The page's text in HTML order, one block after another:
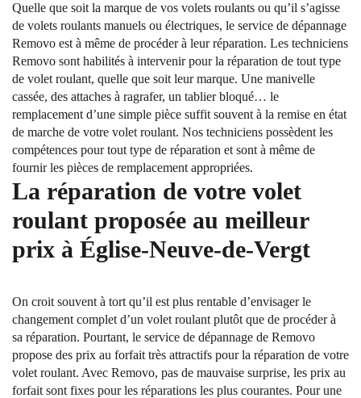
Quelle que soit la marque de vos volets roulants ou qu’il s’agisse
de volets roulants manuels ou électriques, le service de dépannage
Removo est à même de procéder à leur réparation. Les techniciens
Removo sont habilités à intervenir pour la réparation de tout type
de volet roulant, quelle que soit leur marque. Une manivelle
cassée, des attaches à ragrafer, un tablier bloqué… le
remplacement d’une simple pièce suffit souvent à la remise en état
de marche de votre volet roulant. Nos techniciens possèdent les
compétences pour tout type de réparation et sont à même de
fournir les pièces de remplacement appropriées.
La réparation de votre volet
roulant proposée au meilleur
prix à Église-Neuve-de-Vergt
On croit souvent à tort qu’il est plus rentable d’envisager le
changement complet d’un volet roulant plutôt que de procéder à
sa réparation. Pourtant, le service de dépannage de Removo
propose des prix au forfait très attractifs pour la réparation de votre
volet roulant. Avec Removo, pas de mauvaise surprise, les prix au
forfait sont fixes pour les réparations les plus courantes. Pour une